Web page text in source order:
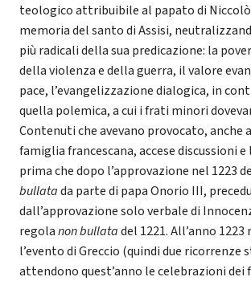
teologico attribuibile al papato di
memoria del santo di Assisi,
più radicali della sua predicazione: la
della violenza e della guerra, il valore
pace, l’evangelizzazione dialogica, in
quella polemica, a cui i frati minori
Contenuti che avevano provocato, anche
famiglia francescana, accese discussioni
prima che dopo l’approvazione nel 1223
bullatada parte di papa Onorio III,
dall’approvazione solo verbale di
regolanon bullatadel 1221. All’anno 1223
l’evento di Greccio (quindi due ricorrenze
attendono quest’anno le celebrazioni dei